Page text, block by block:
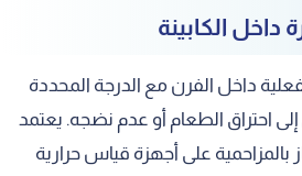
داخل الكابينة
داخل الفرن مع الدرجة المحددة
احتراق الطعام أو عدم نضجه. يعتمد
بالمزاحمية على أجهزة قياس حرارية